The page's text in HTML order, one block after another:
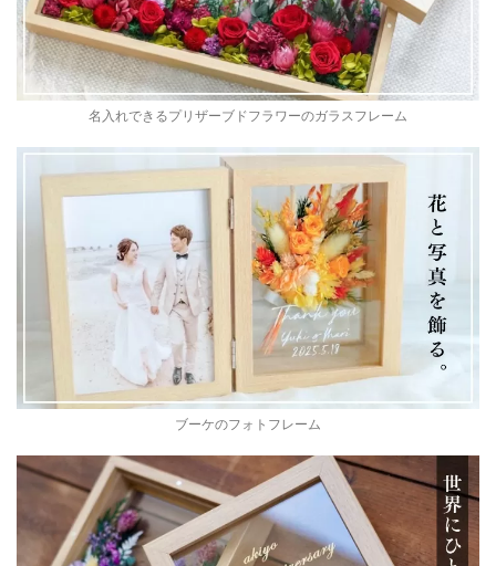
名入れできるプリザーブドフラワーのガラスフレーム
ブーケのフォトフレーム